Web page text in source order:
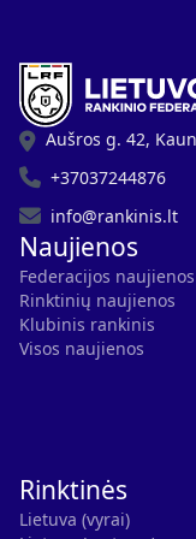
Aušros g. 42,
+37037244876
info@rankinis.lt
Naujienos
Federacijos naujienos
Rinktinių naujienos
Klubinis rankinis
Visos naujienos
Rinktinės
Lietuva (vyrai)